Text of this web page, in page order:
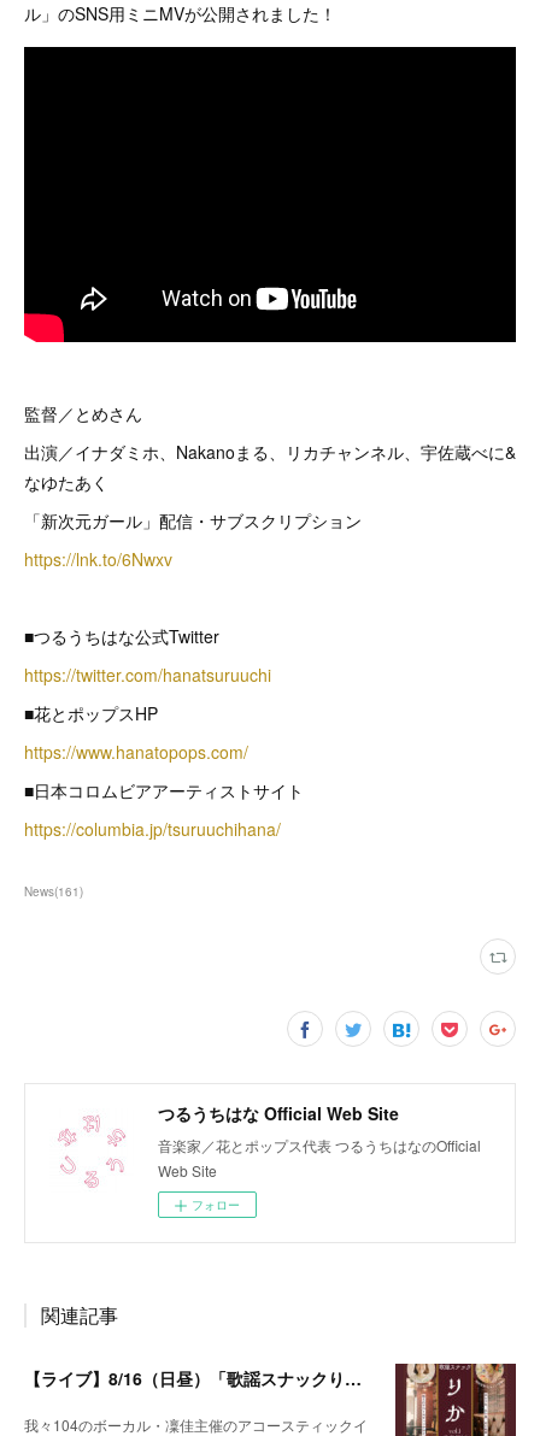
ル」のSNS用ミニMVが公開されました！
監督／とめさん
出演／イナダミホ、Nakanoまる、リカチャンネル、宇佐蔵べに&
なゆたあく
「新次元ガール」配信・サブスクリプション
https://lnk.to/6Nwxv
■つるうちはな公式Twitter
https://twitter.com/hanatsuruuchi
■花とポップスHP
https://www.hanatopops.com/
■日本コロムビアアーティストサイト
https://columbia.jp/tsuruuchihana/
News(161)
つるうちはな Official Web Site
音楽家／花とポップス代表 つるうちはなのOfficial
Web Site
フォロー
関連記事
【ライブ】8/16（日昼）「歌謡スナックりか」
我々104のボーカル・凜佳主催のアコースティックイ